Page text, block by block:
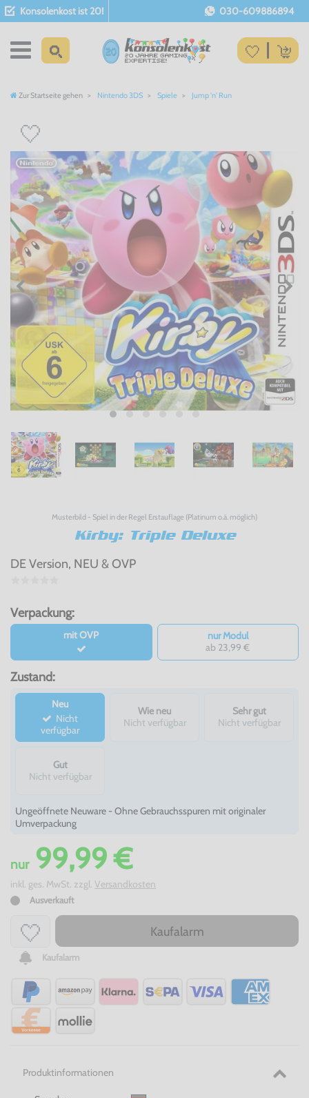
Konsolenkost ist 20! 030-609886894
Zur Startseite gehen Nintendo 3DS Spiele Jump 'n' Run
Musterbild - Spiel in der Regel Erstauflage (Platinum o.ä. möglich)
Kirby: Triple Deluxe
DE Version, NEU & OVP
Verpackung:
mit OVP
nur Modul
ab 23,99 €
Zustand:
Neu
verfügbar
Wie neu
Nicht verfügbar
Sehr gut
Nicht verfügbar
Gut
Nicht verfügbar
Ungeöffnete Neuware - Ohne Gebrauchsspuren mit originaler
Umverpackung
nur99,99 €
inkl. ges. MwSt. zzgl. Versandkosten
Ausverkauft
Kaufalarm
Kaufalarm
Produktinformationen